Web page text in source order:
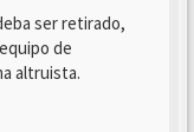
ser retirado,
de
altruista.